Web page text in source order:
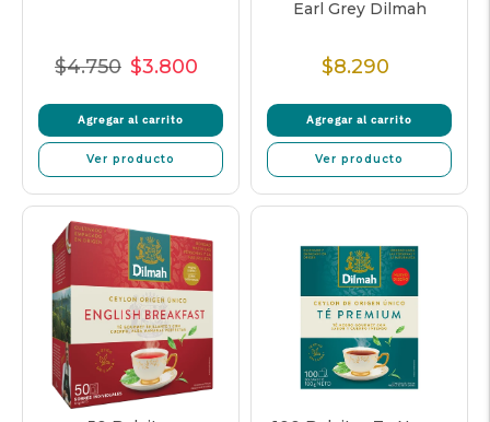
Precio
$4.750 Precio
venta
$3.800
Agregar al carrito
Ver producto
Earl Grey Dilmah
Precio
$8.290
Agregar al carrito
Ver producto